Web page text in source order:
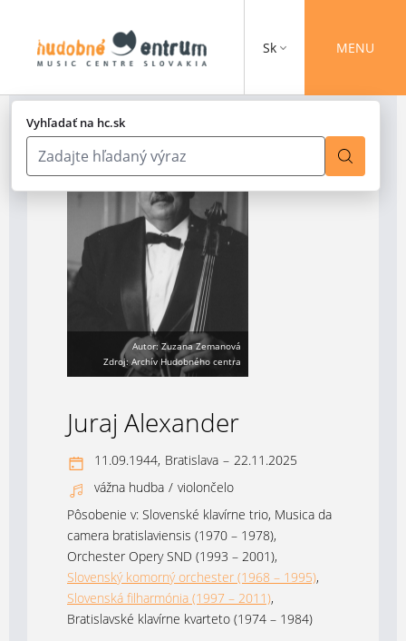
Vyhľadať na hc.sk
Sk MENU
Autor: Zuzana Zemanová
Zdroj: Archív Hudobného centra
Juraj Alexander
11.09.1944, Bratislava – 22.11.2025
vážna hudba / violončelo
Pôsobenie v: Slovenské klavírne trio, Musica da
camera bratislaviensis (1970 – 1978),
Orchester Opery SND (1993 – 2001),
Slovenský komorný orchester (1968 – 1995),
Slovenská filharmónia (1997 – 2011),
Bratislavské klavírne kvarteto (1974 – 1984)